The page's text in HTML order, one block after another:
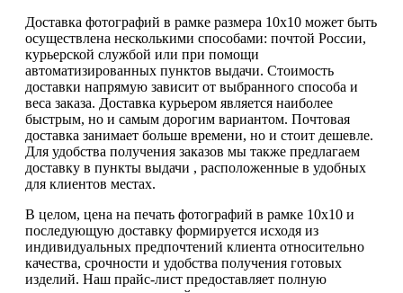
Доставка фотографий в рамке размера 10х10 может быть
осуществлена несколькими способами: почтой России,
курьерской службой или при помощи
автоматизированных пунктов выдачи. Стоимость
доставки напрямую зависит от выбранного способа и
веса заказа. Доставка курьером является наиболее
быстрым, но и самым дорогим вариантом. Почтовая
доставка занимает больше времени, но и стоит дешевле.
Для удобства получения заказов мы также предлагаем
доставку в пункты выдачи , расположенные в удобных
для клиентов местах.
В целом, цена на печать фотографий в рамке 10х10 и
последующую доставку формируется исходя из
индивидуальных предпочтений клиента относительно
качества, срочности и удобства получения готовых
изделий. Наш прайс-лист предоставляет полную